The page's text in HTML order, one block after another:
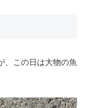
、この日は大物の魚